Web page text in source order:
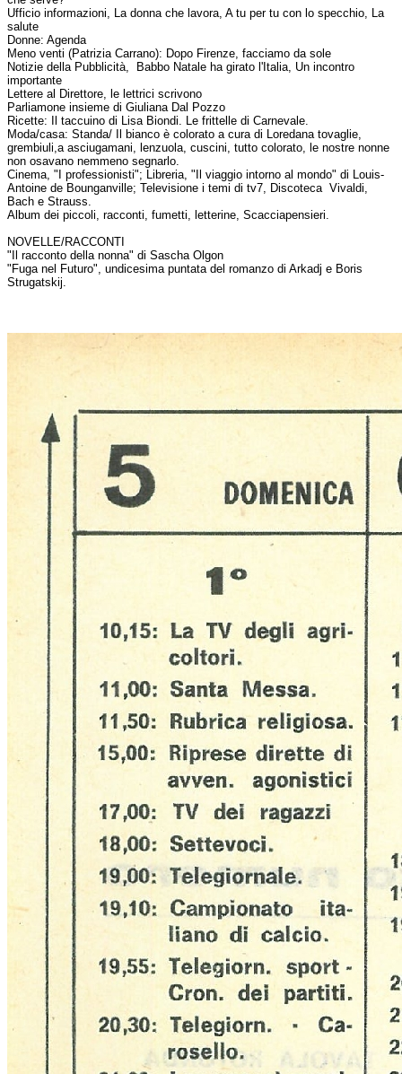
Ufficio informazioni, La donna che lavora, A tu per tu con lo specchio, La
salute
Donne: Agenda
Meno venti (Patrizia Carrano): Dopo Firenze, facciamo da sole
Notizie della Pubblicità, Babbo Natale ha girato l'Italia, Un incontro
importante
Lettere al Direttore, le lettrici scrivono
Parliamone insieme di Giuliana Dal Pozzo
Ricette: Il taccuino di Lisa Biondi. Le frittelle di Carnevale.
Moda/casa: Standa/ Il bianco è colorato a cura di Loredana tovaglie,
grembiuli,a asciugamani, lenzuola, cuscini, tutto colorato, le nostre nonne
non osavano nemmeno segnarlo.
Cinema, "I professionisti"; Libreria, "Il viaggio intorno al mondo" di Louis-
Antoine de Bounganville; Televisione i temi di tv7, Discoteca Vivaldi,
Bach e Strauss.
Album dei piccoli, racconti, fumetti, letterine, Scacciapensieri.
NOVELLE/RACCONTI
"Il racconto della nonna" di Sascha Olgon
"Fuga nel Futuro", undicesima puntata del romanzo di Arkadj e Boris
Strugatskij.